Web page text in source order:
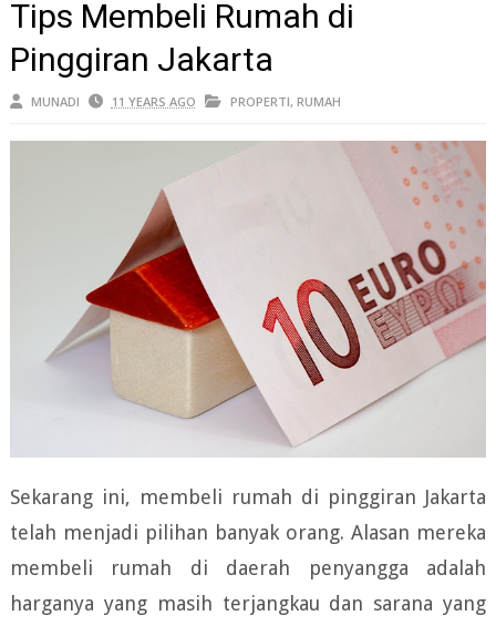
Tips Membeli Rumah di
Pinggiran Jakarta
MUNADI 11 YEARS AGO PROPERTI, RUMAH
Sekarang ini, membeli rumah di pinggiran Jakarta
telah menjadi pilihan banyak orang. Alasan mereka
membeli rumah di daerah penyangga adalah
harganya yang masih terjangkau dan sarana yang